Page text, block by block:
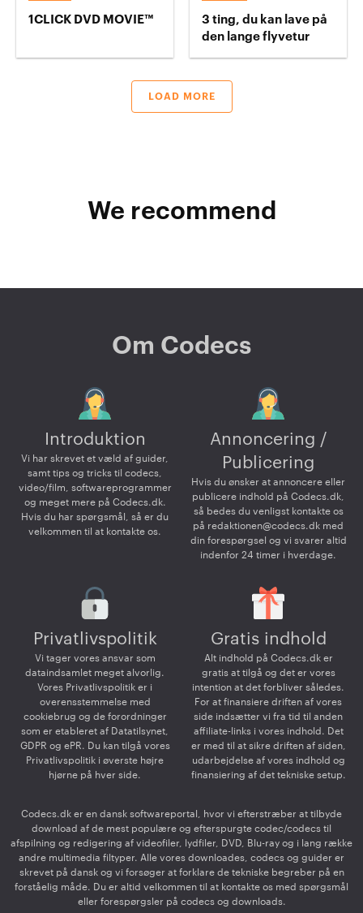
1CLICK DVD MOVIE™
3 ting, du kan lave på
den lange flyvetur
LOAD MORE
We recommend
Om Codecs
Introduktion
Vi har skrevet et væld af guider,
samt tips og tricks til codecs,
video/film, softwareprogrammer
og meget mere på Codecs.dk.
Hvis du har spørgsmål, så er du
velkommen til at kontakte os.
Annoncering /
Publicering
Hvis du ønsker at annoncere eller
publicere indhold på Codecs.dk,
så bedes du venligst kontakte os
på redaktionen@codecs.dk med
din forespørgsel og vi svarer altid
indenfor 24 timer i hverdage.
Privatlivspolitik
Vi tager vores ansvar som
dataindsamlet meget alvorlig.
Vores Privatlivspolitik er i
overensstemmelse med
cookiebrug og de forordninger
som er etableret af Datatilsynet,
GDPR og ePR. Du kan tilgå vores
Privatlivspolitik i øverste højre
hjørne på hver side.
Gratis indhold
Alt indhold på Codecs.dk er
gratis at tilgå og det er vores
intention at det forbliver således.
For at finansiere driften af vores
side indsætter vi fra tid til anden
affiliate-links i vores indhold. Det
er med til at sikre driften af siden,
udarbejdelse af vores indhold og
finansiering af det tekniske setup.
Codecs.dk er en dansk softwareportal, hvor vi efterstræber at tilbyde
download af de mest populære og efterspurgte codec/codecs til
afspilning og redigering af videofiler, lydfiler, DVD, Blu-ray og i lang række
andre multimedia filtyper. Alle vores downloades, codecs og guider er
skrevet på dansk og vi forsøger at forklare de tekniske begreber på en
forståelig måde. Du er altid velkommen til at kontakte os med spørgsmål
eller forespørgsler på codecs og downloads.